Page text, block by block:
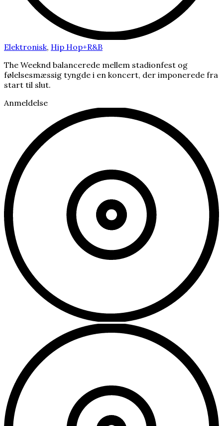
Elektronisk, Hip Hop+R&B
The Weeknd balancerede mellem stadionfest og
følelsesmæssig tyngde i en koncert, der imponerede fra
start til slut.
Anmeldelse